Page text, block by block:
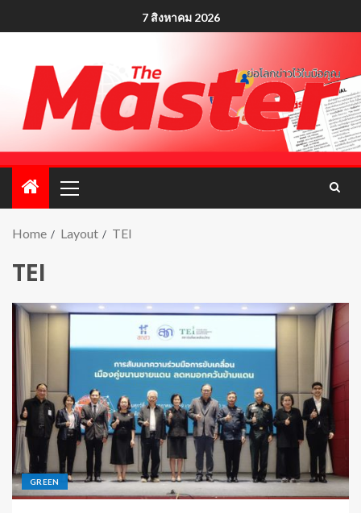
7 สิงหาคม 2026
Home Layout TEI
TEI
GREEN